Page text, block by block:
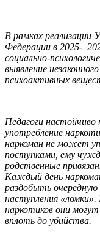
В рамках реализации
Федерации в 2025-
социально-
выявление
психоактивных
Педагоги
употребление
наркоман не может
поступками, ему
родственные
Каждый день
раздобыть
наступления
наркотиков они
вплоть до убийства.